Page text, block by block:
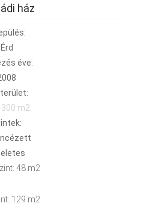
ház
Érd
éve:
m2
48 m2
129 m2